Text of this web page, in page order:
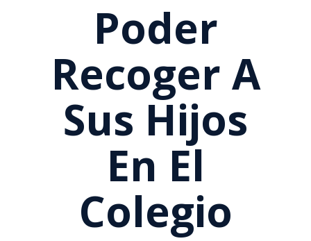
Poder
Recoger A
Sus Hijos
En El
Colegio